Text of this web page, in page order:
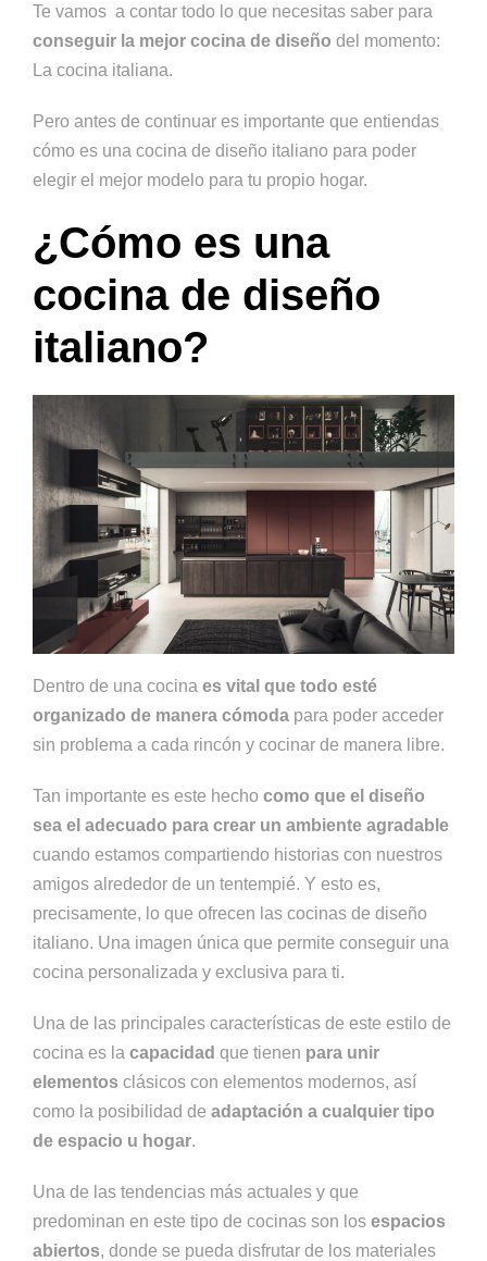
Te vamos a contar todo lo que necesitas saber para
conseguir la mejor cocina de diseño del momento:
La cocina italiana.
Pero antes de continuar es importante que entiendas
cómo es una cocina de diseño italiano para poder
elegir el mejor modelo para tu propio hogar.
¿Cómo es una
cocina de diseño
italiano?
Dentro de una cocina es vital que todo esté
organizado de manera cómoda para poder acceder
sin problema a cada rincón y cocinar de manera libre.
Tan importante es este hecho como que el diseño
sea el adecuado para crear un ambiente agradable
cuando estamos compartiendo historias con nuestros
amigos alrededor de un tentempié. Y esto es,
precisamente, lo que ofrecen las cocinas de diseño
italiano. Una imagen única que permite conseguir una
cocina personalizada y exclusiva para ti.
Una de las principales características de este estilo de
cocina es la capacidad que tienen para unir
elementos clásicos con elementos modernos, así
como la posibilidad de adaptación a cualquier tipo
de espacio u hogar.
Una de las tendencias más actuales y que
predominan en este tipo de cocinas son los espacios
abiertos, donde se pueda disfrutar de los materiales